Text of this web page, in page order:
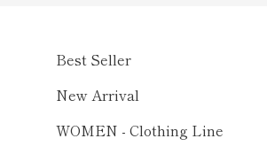
Best Seller
New Arrival
WOMEN - Clothing Line